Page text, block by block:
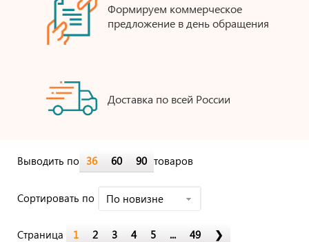
Формируем коммерческое
предложение в день обращения
Доставка по всей России
Выводить по 36 60 90 товаров
Cортировать по По новизне
Страница 1 2 3 4 5 ... 49 ❯